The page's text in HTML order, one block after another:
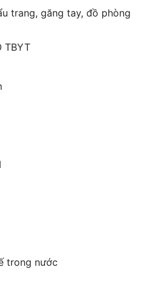
trang, găng tay, đồ phòng
TBYT
trong nước